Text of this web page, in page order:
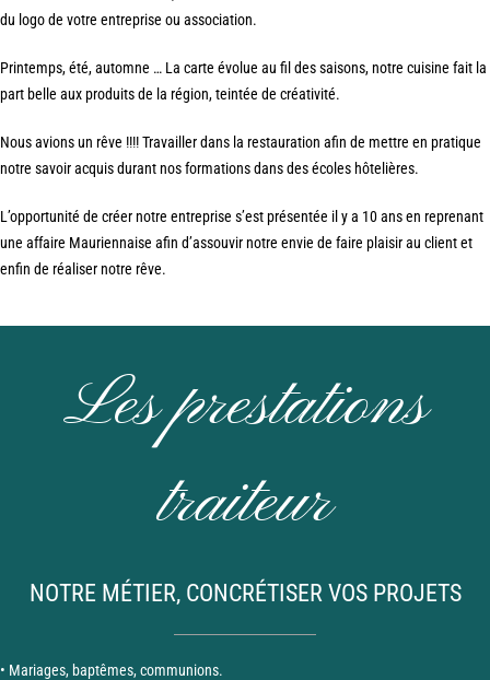
du logo de votre entreprise ou association.
Printemps, été, automne … La carte évolue au fil des saisons, notre cuisine fait la
part belle aux produits de la région, teintée de créativité.
Nous avions un rêve !!!! Travailler dans la restauration afin de mettre en pratique
notre savoir acquis durant nos formations dans des écoles hôtelières.
L’opportunité de créer notre entreprise s’est présentée il y a 10 ans en reprenant
une affaire Mauriennaise afin d’assouvir notre envie de faire plaisir au client et
enfin de réaliser notre rêve.
Les prestations
traiteur
NOTRE MÉTIER, CONCRÉTISER VOS PROJETS
• Mariages, baptêmes, communions.